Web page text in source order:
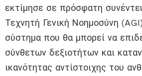
εκτίμησε σε πρόσφατη
Τεχνητή Γενική Νοημοσύνη
σύστημα που θα μπορεί να
σύνθετων δεξιοτήτων και
ικανότητας αντίστοιχης του